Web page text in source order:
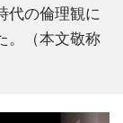
代の倫理観に
。（本文敬称